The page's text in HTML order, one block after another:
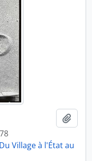
Village à l'État au